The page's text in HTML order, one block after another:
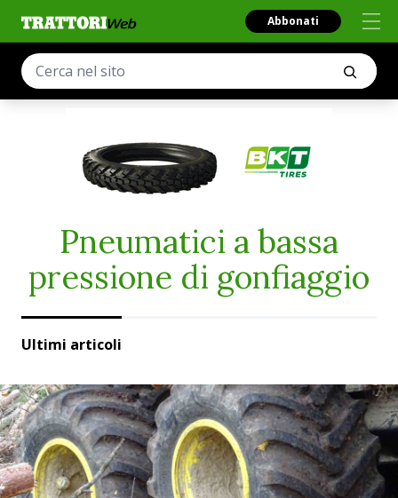
Abbonati
Pneumatici a bassa
pressione di gonfiaggio
Ultimi articoli